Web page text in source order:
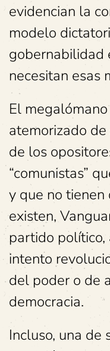
evidencian la
modelo
gobernabilidad
necesitan esas
El
atemorizado
de los
“comunistas”
y que no tienen
existen,
partido
intento
del poder o de
democracia.
Incluso, una de